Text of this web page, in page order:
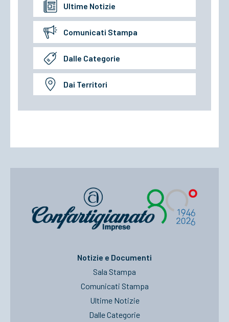
Ultime Notizie
Comunicati Stampa
Dalle Categorie
Dai Territori
Notizie e Documenti
Sala Stampa
Comunicati Stampa
Ultime Notizie
Dalle Categorie